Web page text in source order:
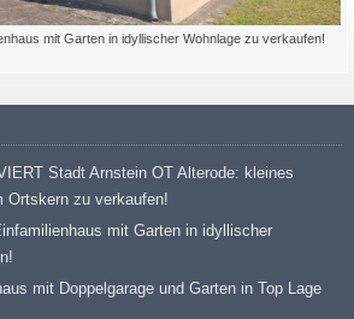
mit Garten in idyllischer Wohnlage zu verkaufen!
Stadt Arnstein OT Alterode: kleines
Ortskern zu verkaufen!
mit Garten in idyllischer
mit Doppelgarage und Garten in Top Lage